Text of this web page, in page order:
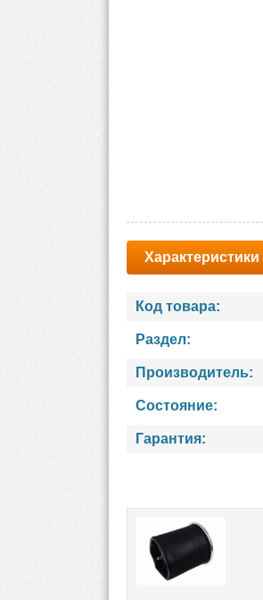
Характеристики
Код товара:
Раздел:
Производитель:
Состояние:
Гарантия: